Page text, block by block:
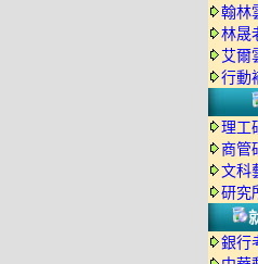
翰林
林晟
艾爾
行動
理工
商管
文科
研究
銀行